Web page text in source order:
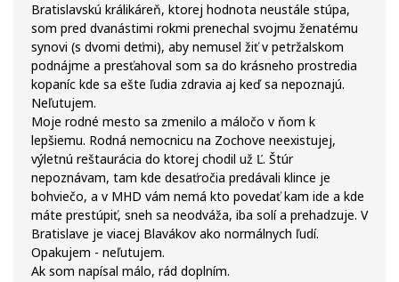
Bratislavskú králikáreň, ktorej hodnota neustále stúpa,
som pred dvanástimi rokmi prenechal svojmu ženatému
synovi (s dvomi deťmi), aby nemusel žiť v petržalskom
podnájme a presťahoval som sa do krásneho prostredia
kopaníc kde sa ešte ľudia zdravia aj keď sa nepoznajú.
Neľutujem.
Moje rodné mesto sa zmenilo a máločo v ňom k
lepšiemu. Rodná nemocnicu na Zochove neexistujej,
výletnú reštaurácia do ktorej chodil už Ľ. Štúr
nepoznávam, tam kde desaťročia predávali klince je
bohviečo, a v MHD vám nemá kto povedať kam ide a kde
máte prestúpiť, sneh sa neodváža, iba solí a prehadzuje. V
Bratislave je viacej Blavákov ako normálnych ľudí.
Opakujem - neľutujem.
Ak som napísal málo, rád doplním.